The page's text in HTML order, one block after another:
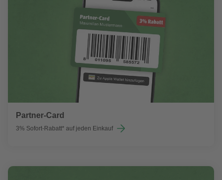
Partner-Card
3% Sofort-Rabatt* auf jeden Einkauf